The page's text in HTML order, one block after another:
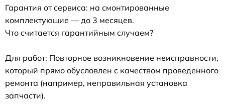
Гарантия от сервиса: на смонтированные
комплектующие — до 3 месяцев.
Что считается гарантийным случаем?
Для работ: Повторное возникновение неисправности,
который прямо обусловлен с качеством проведенного
ремонта (например, неправильная установка
запчасти).